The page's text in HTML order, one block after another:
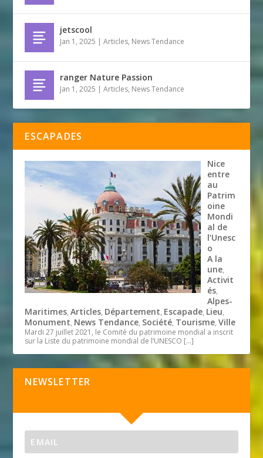
jetscool
Jan 1, 2025 |Articles, News Tendance
ranger Nature Passion
Jan 1, 2025 |Articles, News Tendance
ESCAPADES
Nice
entre
au
Patrim
oine
Mondi
al de
l’Unesc
o
A la
une,
Activit
és,
Alpes-
Maritimes,Articles, Département, Escapade, Lieu,
Monument, News Tendance, Société, Tourisme,Ville
Mardi 27 juillet 2021, le Comité du patrimoine mondial a inscrit
sur la Liste du patrimoine mondial de l’UNESCO […]
NEWSLETTER